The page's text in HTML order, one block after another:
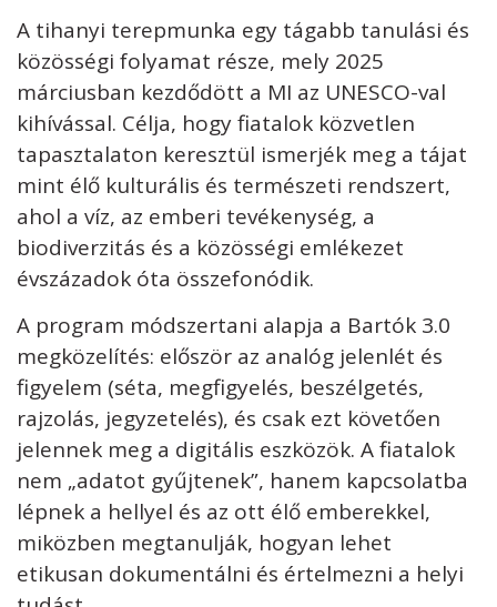
A tihanyi terepmunka egy tágabb tanulási és
közösségi folyamat része, mely 2025
márciusban kezdődött a MI az UNESCO-val
kihívással. Célja, hogy fiatalok közvetlen
tapasztalaton keresztül ismerjék meg a tájat
mint élő kulturális és természeti rendszert,
ahol a víz, az emberi tevékenység, a
biodiverzitás és a közösségi emlékezet
évszázadok óta összefonódik.
A program módszertani alapja a Bartók 3.0
megközelítés: először az analóg jelenlét és
figyelem (séta, megfigyelés, beszélgetés,
rajzolás, jegyzetelés), és csak ezt követően
jelennek meg a digitális eszközök. A fiatalok
nem „adatot gyűjtenek”, hanem kapcsolatba
lépnek a hellyel és az ott élő emberekkel,
miközben megtanulják, hogyan lehet
etikusan dokumentálni és értelmezni a helyi